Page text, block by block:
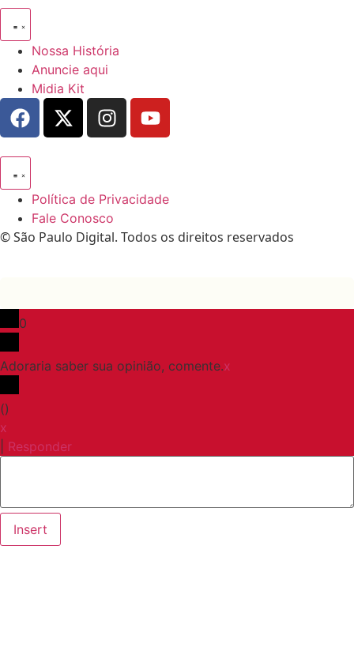
Nossa História
Anuncie aqui
Midia Kit
Política de Privacidade
Fale Conosco
© São Paulo Digital. Todos os direitos reservados
0
Adoraria saber sua opinião, comente.x
()
x
Responder
Insert